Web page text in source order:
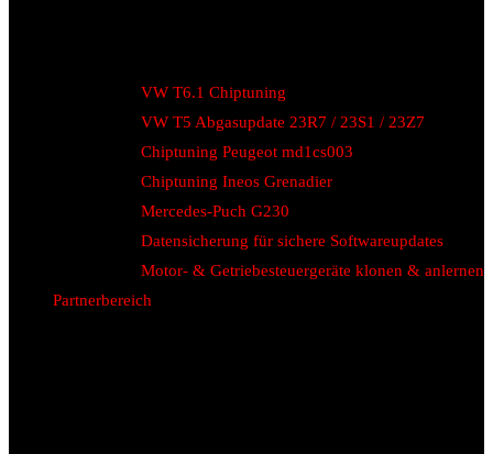
VW T6.1 Chiptuning
VW T5 Abgasupdate 23R7 / 23S1 / 23Z7
Chiptuning Peugeot md1cs003
Chiptuning Ineos Grenadier
Mercedes-Puch G230
Datensicherung für sichere Softwareupdates
Motor- & Getriebesteuergeräte klonen & anlernen
Partnerbereich